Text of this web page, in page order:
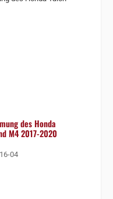
des Honda
M4 2017-2020
04